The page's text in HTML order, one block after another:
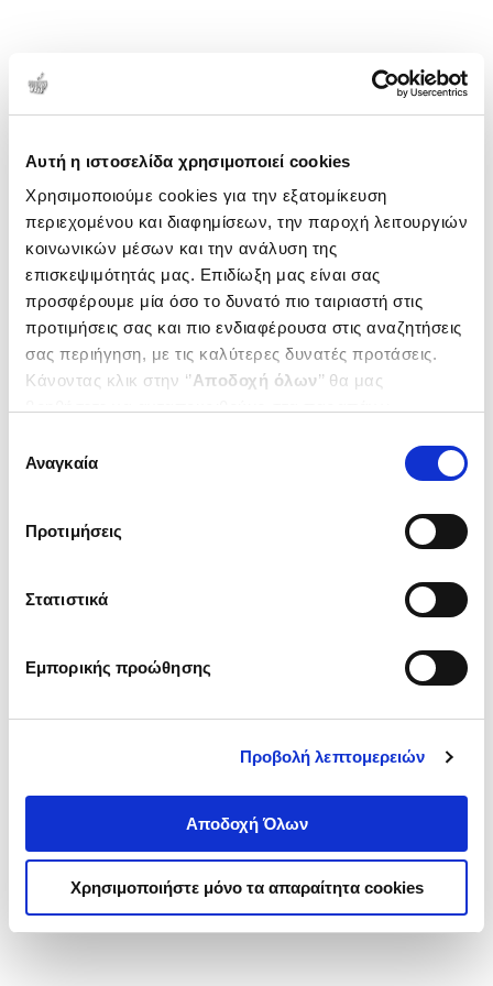
Αυτή η ιστοσελίδα χρησιμοποιεί cookies
Χρησιμοποιούμε cookies για την εξατομίκευση
περιεχομένου και διαφημίσεων, την παροχή λειτουργιών
κοινωνικών μέσων και την ανάλυση της
επισκεψιμότητάς μας. Επιδίωξη μας είναι σας
προσφέρουμε μία όσο το δυνατό πιο ταιριαστή στις
προτιμήσεις σας και πιο ενδιαφέρουσα στις αναζητήσεις
σας περιήγηση, με τις καλύτερες δυνατές προτάσεις.
Κάνοντας κλικ στην ‘’Αποδοχή όλων’’ θα μας
ενδιαφέρουν και να επιλέξετε από τα παρακάτω με την
΄΄και να ενημερωθείτε σχετικά με
συγκατάθεσης
Αναγκαία
Προτιμήσεις
Στατιστικά
Εμπορικής προώθησης
Προβολή λεπτομερειών
Αποδοχή Όλων
Χρησιμοποιήστε μόνο τα απαραίτητα cookies